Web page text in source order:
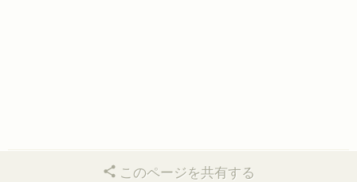
このページを共有する